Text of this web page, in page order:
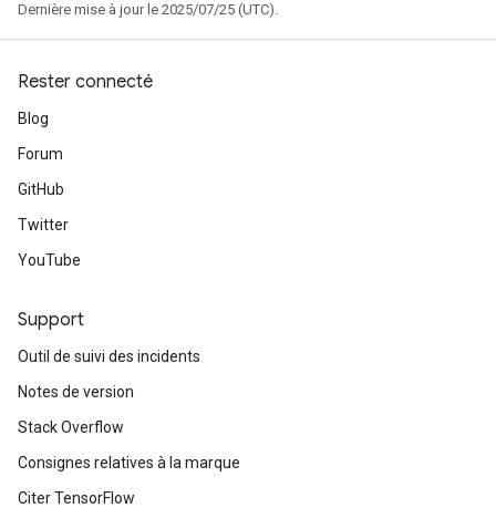
Dernière mise à jour le 2025/07/25 (UTC).
Rester connecté
Blog
Forum
GitHub
Twitter
YouTube
Support
Outil de suivi des incidents
Notes de version
Stack Overflow
Consignes relatives à la marque
Citer TensorFlow